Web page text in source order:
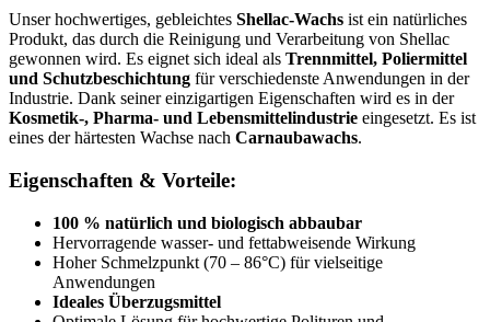
Unser hochwertiges, gebleichtes Shellac-Wachs ist ein natürliches
Produkt, das durch die Reinigung und Verarbeitung von Shellac
gewonnen wird. Es eignet sich ideal als Trennmittel, Poliermittel
und Schutzbeschichtung für verschiedenste Anwendungen in der
Industrie. Dank seiner einzigartigen Eigenschaften wird es in der
Kosmetik-, Pharma- und Lebensmittelindustrie eingesetzt. Es ist
eines der härtesten Wachse nach Carnaubawachs.
Eigenschaften & Vorteile:
100 % natürlich und biologisch abbaubar
Hervorragende wasser- und fettabweisende Wirkung
Hoher Schmelzpunkt (70 – 86°C) für vielseitige
Anwendungen
Ideales Überzugsmittel